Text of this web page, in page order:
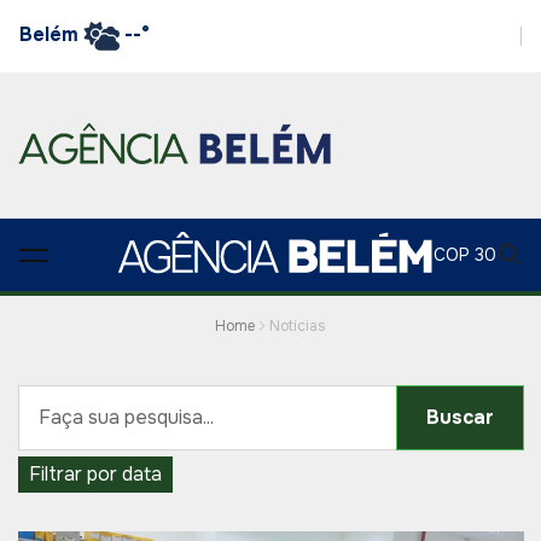
Belém --°
COP 30
Home Noticias
Buscar
Filtrar por data